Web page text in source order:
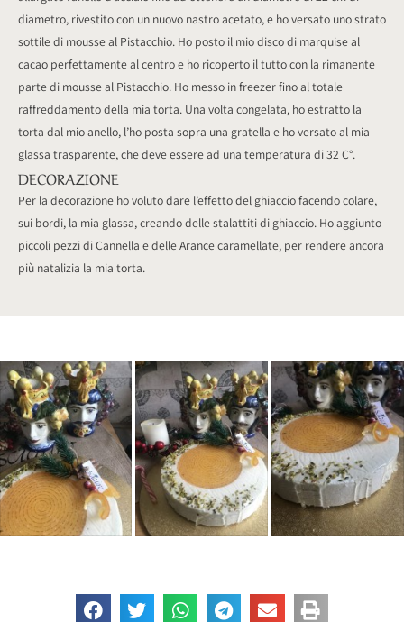
diametro, rivestito con un nuovo nastro acetato, e ho versato uno strato
sottile di mousse al Pistacchio. Ho posto il mio disco di marquise al
cacao perfettamente al centro e ho ricoperto il tutto con la rimanente
parte di mousse al Pistacchio. Ho messo in freezer fino al totale
raffreddamento della mia torta. Una volta congelata, ho estratto la
torta dal mio anello, l’ho posta sopra una gratella e ho versato al mia
glassa trasparente, che deve essere ad una temperatura di 32 C°.
DECORAZIONE
Per la decorazione ho voluto dare l’effetto del ghiaccio facendo colare,
sui bordi, la mia glassa, creando delle stalattiti di ghiaccio. Ho aggiunto
piccoli pezzi di Cannella e delle Arance caramellate, per rendere ancora
più natalizia la mia torta.